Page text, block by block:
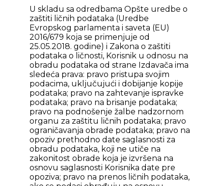
U skladu sa odredbama Opšte uredbe o
zaštiti ličnih podataka (Uredbe
Evropskog parlamenta i saveta (EU)
2016/679 koja se primenjuje od
25.05.2018. godine) i Zakona o zaštiti
podataka o ličnosti, Korisnik u odnosu na
obradu podataka od strane Izdavača ima
sledeća prava: pravo pristupa svojim
podacima, uključujući i dobijanje kopije
podataka; pravo na zahtevanje ispravke
podataka; pravo na brisanje podataka;
pravo na podnošenje žalbe nadzornom
organu za zaštitu ličnih podataka; pravo
ograničavanja obrade podataka; pravo na
opoziv prethodno date saglasnosti za
obradu podataka, koji ne utiče na
zakonitost obrade koja je izvršena na
osnovu saglasnosti Korisnika date pre
opoziva; pravo na prenos ličnih podataka,